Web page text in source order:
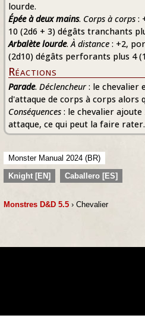
lourde.
Épée à deux mains. Corps à corps :
10 (2d6 + 3) dégâts tranchants
Arbalète lourde.À distance : +2,
(2d10) dégâts perforants plus 4
Réactions
Parade. Déclencheur: le chevalier
d'attaque de corps à corps alors
Conséquences : le chevalier
attaque, ce qui peut la faire rater.
Monster Manual 2024 (BR)
Knight [EN]
Caballero [ES]
Monstres D&D 5.5 › Chevalier